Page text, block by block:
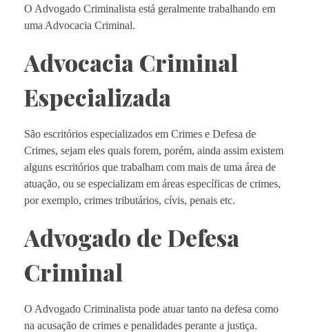
O Advogado Criminalista está geralmente trabalhando em
uma Advocacia Criminal.
Advocacia Criminal
Especializada
São escritórios especializados em Crimes e Defesa de
Crimes, sejam eles quais forem, porém, ainda assim existem
alguns escritórios que trabalham com mais de uma área de
atuação, ou se especializam em áreas específicas de crimes,
por exemplo, crimes tributários, cívis, penais etc.
Advogado de Defesa
Criminal
O Advogado Criminalista pode atuar tanto na defesa como
na acusação de crimes e penalidades perante a justiça.